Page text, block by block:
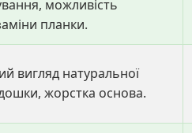
можливість
планки.
вигляд натуральної
жорстка основа.